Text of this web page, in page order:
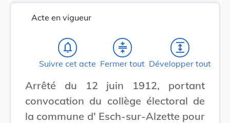
Acte en vigueur
notifications_none
Suivre cet acte
compress
Fermer tout
expand
Développer tout
Arrêté du 12 juin 1912, portant
convocation du collège électoral de
la commune d' Esch-sur-Alzette pour